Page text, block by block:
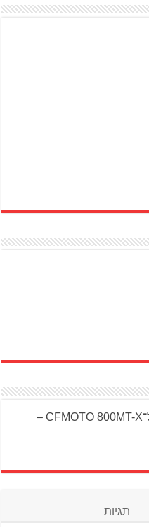
מבחן ארוך טווח ל־CFMOTO 800MT-X –
תגיות